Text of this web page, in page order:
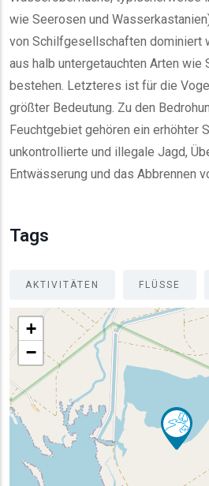
wie Seerosen und
von Schilfgesellschaften dominiert
aus halb untergetauchten Arten wie
bestehen. Letzteres ist für die
größter Bedeutung. Zu den
Feuchtgebiet gehören ein erhöhter
unkontrollierte und illegale Jagd,
Entwässerung und das Abbrennen
Tags
AKTIVITÄTEN FLÜSSE
+
−